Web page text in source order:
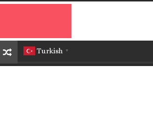
Turkish ▼